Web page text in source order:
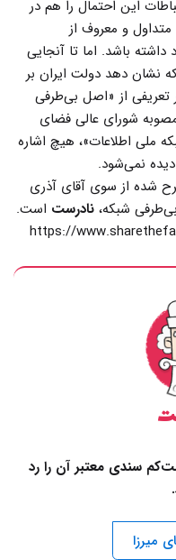
این احتمال را هم در
و معروف از
باشد. اما تا آنجایی
نشان دهد دولت ایران بر
از «اصل بی‌طرفی
شورای عالی فضای
ملی اطلاعات»، هیچ اشاره‌
نمی‌شود.
شده از سوی آقای آذری
شبکه، نادرست است.
https://
سندی معتبر آن را رد
میرزا